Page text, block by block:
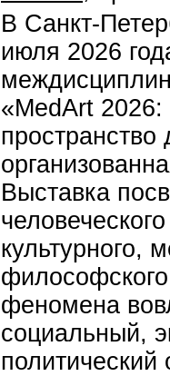
В Санкт-
июля 2026
«MedArt
Выставка
культурного,
феномена
социальный,
политический